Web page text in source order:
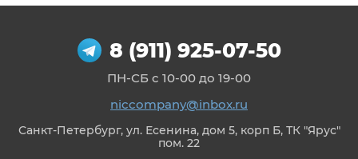
8 (911) 925-07-50
ПН-СБ с 10-00 до 19-00
niccompany@inbox.ru
Санкт-Петербург, ул. Есенина, дом 5, корп Б, ТК "Ярус"
пом. 22